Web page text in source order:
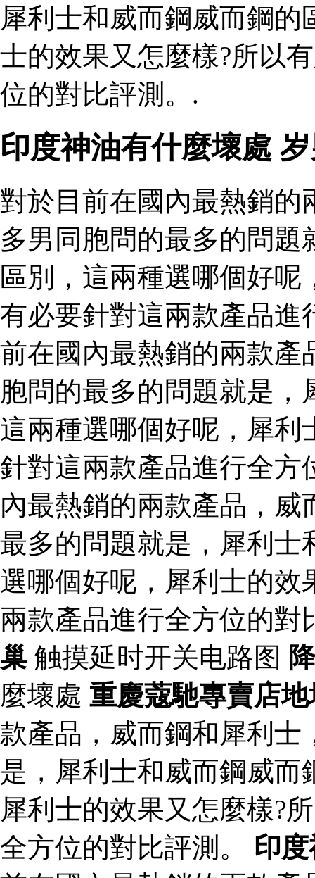
犀利士和威而鋼威而鋼
士的效果又怎麼樣?所以
位的對比評測。.
印度神油有什麼壞處
對於目前在國內最熱銷的
多男同胞問的最多的問
區別，這兩種選哪個好呢
有必要針對這兩款產品進
前在國內最熱銷的兩款產
胞問的最多的問題就是
這兩種選哪個好呢，犀利
針對這兩款產品進行全方
內最熱銷的兩款產品，
最多的問題就是，犀利士
選哪個好呢，犀利士的效
兩款產品進行全方位的
巢触摸延时开关电路图
麼壞處 重慶蔻馳專賣店地
款產品，威而鋼和犀利士
是，犀利士和威而鋼威
犀利士的效果又怎麼樣?
全方位的對比評測。 印